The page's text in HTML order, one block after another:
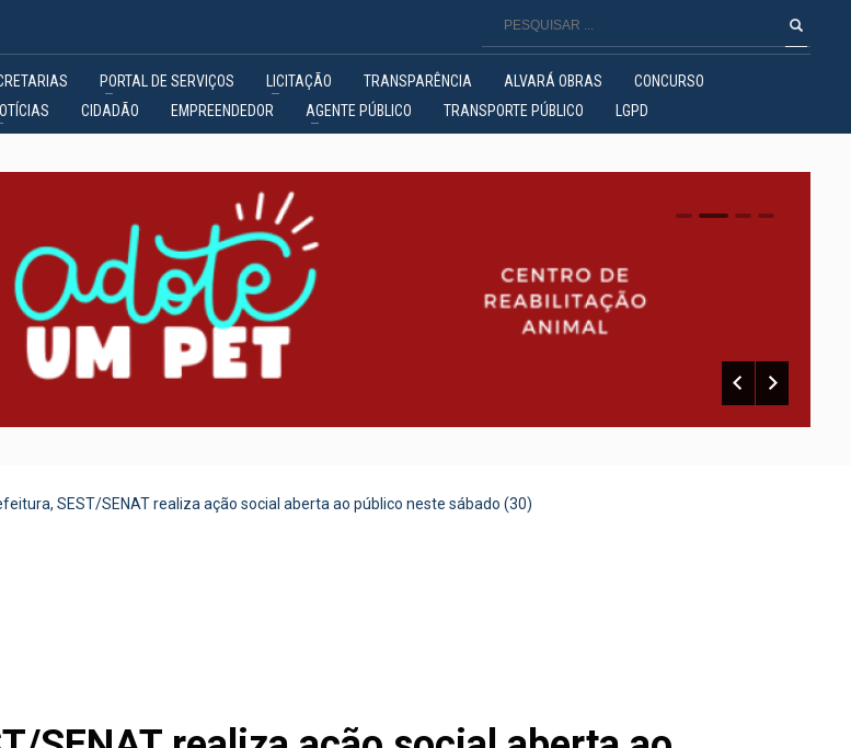
PORTAL DE SERVIÇOS LICITAÇÃO TRANSPARÊNCIA ALVARÁ OBRAS
CONCURSO
CIDADÃO EMPREENDEDOR AGENTE PÚBLICO TRANSPORTE PÚBLICO LGPD
0 1 2
SEST/SENAT realiza ação social aberta ao público neste sábado (30)